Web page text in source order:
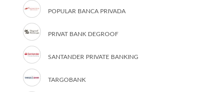
POPULAR BANCA PRIVADA
PRIVAT BANK DEGROOF
SANTANDER PRIVATE BANKING
TARGOBANK